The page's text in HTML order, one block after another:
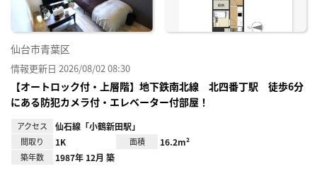
仙台市青葉区
情報更新日 2026/08/02 08:30
【オートロック付・上層階】地下鉄南北線 北四番丁駅 徒歩6分
にある防犯カメラ付・エレベーター付部屋！
アクセス 仙石線「小鶴新田駅」
間取り 1K 面積 16.2m²
築年数 1987年 12月 築